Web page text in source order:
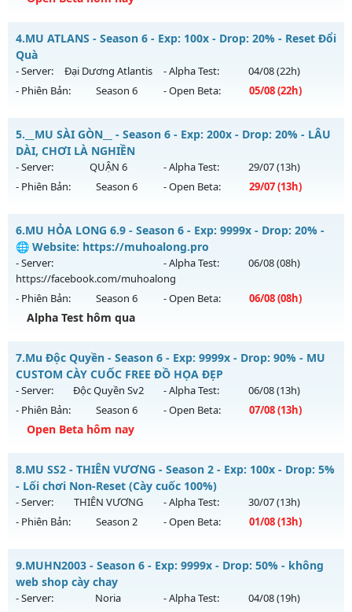
Kiểu reset: Reset In Game
Antihack: UGK ANTIHACK
Mu mới ra tháng 08 2026 - Mở máy chủ
ngày 07/08/2626
Exp: 200x - Drop: 10%
Thể loại: Mu Nguyên bản Webzen
Antihack: Shark Shield
4.MU ATLANS - Season 6 - Exp: 100x - Drop: 20% - Reset Đổi
Quà
- Server: Đại Dương Atlantis - Alpha Test: 04/08(22h)
- Phiên Bản:
Season 6 - Open Beta: 05/08(22h)
MU ATLANS - Reset Đổi Quà
Mu mới ra tháng 08 2026 - Mở máy chủ
vào 22h ngày 05/08/2626
Exp: 100x - Drop: 20%
Thể loại: Mu Nguyên bản Webzen
Antihack: Shark
5. __MU SÀI GÒN__ - Season 6 - Exp: 200x - Drop: 20% - LÂU
DÀI, CHƠI LÀ NGHIỀN
- Server: QUẬN 6 - Alpha Test: 29/07(13h)
- Phiên Bản:
Season 6 - Open Beta: 29/07(13h)
__MU SÀI GÒN__ - LÂU DÀI, CHƠI LÀ NGHIỀN
Mu mới ra tháng 07 2026 - Mở máy chủ
ngày 29/07/2626
Exp: 200x - Drop: 20%
Kiểu reset: Reset In Game
Antihack: AntiShark
6.MU HỎA LONG 6.9 - Season 6 - Exp: 9999x - Drop: 20% -
🌐 Website: https://muhoalong.pro
- Server:
https://facebook.com/muhoalong
- Alpha Test: 06/08(08h)
- Phiên Bản: Season 6 - Open Beta: 06/08(08h)
Alpha Test hôm qua
MU HỎA LONG 6.9 - 🌐 Website: https://muhoalong.pro
Mu mới ra tháng 08 2026 - Mở máy chủ
https://facebook.com/muhoalongvào 08h ngày
06/08/2626
Exp: 9999x - Drop: 20%
Thể loại: Mu Nguyên bản Webzen
Antihack: XShield
7.Mu Độc Quyền - Season 6 - Exp: 9999x - Drop: 90% - MU
CUSTOM CÀY CUỐC FREE ĐỒ HỌA ĐẸP
- Server: Độc Quyền Sv2 - Alpha Test: 06/08(13h)
- Phiên Bản:
Season 6 - Open Beta: 07/08(13h)
Open Beta hôm nay
Mu Độc Quyền - MU CUSTOM CÀY CUỐC FREE ĐỒ HỌA ĐẸP
Mu mới ra tháng 08 2026 - Mở máy chủ
13h ngày 07/08/2626
Exp: 9999x - Drop: 90%
Thể loại: Mu Custom thêm đồ mới
Antihack: SharkGaurd
8.MU SS2 - THIÊN VƯƠNG - Season 2 - Exp: 100x - Drop: 5%
- Lối chơi Non-Reset (Cày cuốc 100%)
- Server: THIÊN VƯƠNG - Alpha Test: 30/07(13h)
- Phiên Bản:
Season 2 - Open Beta: 01/08(13h)
MU SS2 - THIÊN VƯƠNG - Lối chơi Non-Reset (Cày cuốc
100%)
Mu mới ra tháng 08 2026 - Mở máy chủ
THIÊN VƯƠNG
9.MUHN2003 - Season 6 - Exp: 9999x - Drop: 50% - không
web shop cày chay
- Server: Noria - Alpha Test: 04/08(19h)